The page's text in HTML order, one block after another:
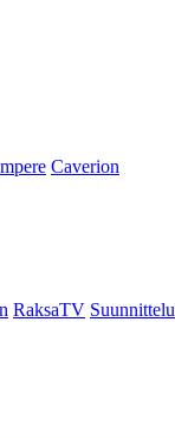
Caverion
RaksaTV Suunnittelu